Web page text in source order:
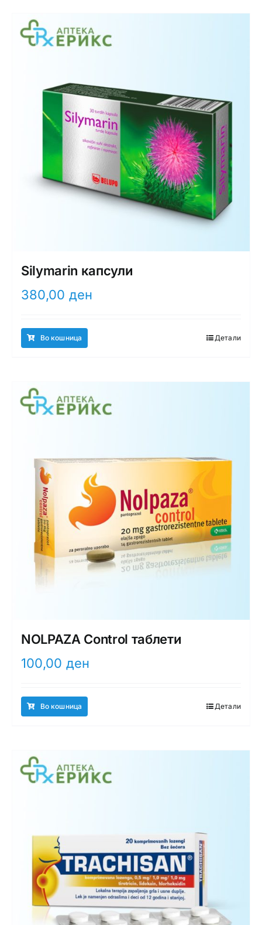
Silymarin капсули
380,00 ден
Во кошница Детали
NOLPAZA Control таблети
100,00 ден
Во кошница Детали